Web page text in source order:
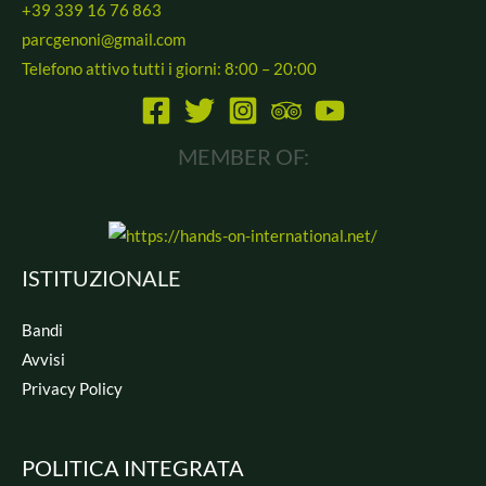
+39 339 16 76 863
parcgenoni@gmail.com
Telefono attivo tutti i giorni: 8:00 – 20:00
MEMBER OF:
ISTITUZIONALE
Bandi
Avvisi
Privacy Policy
POLITICA INTEGRATA